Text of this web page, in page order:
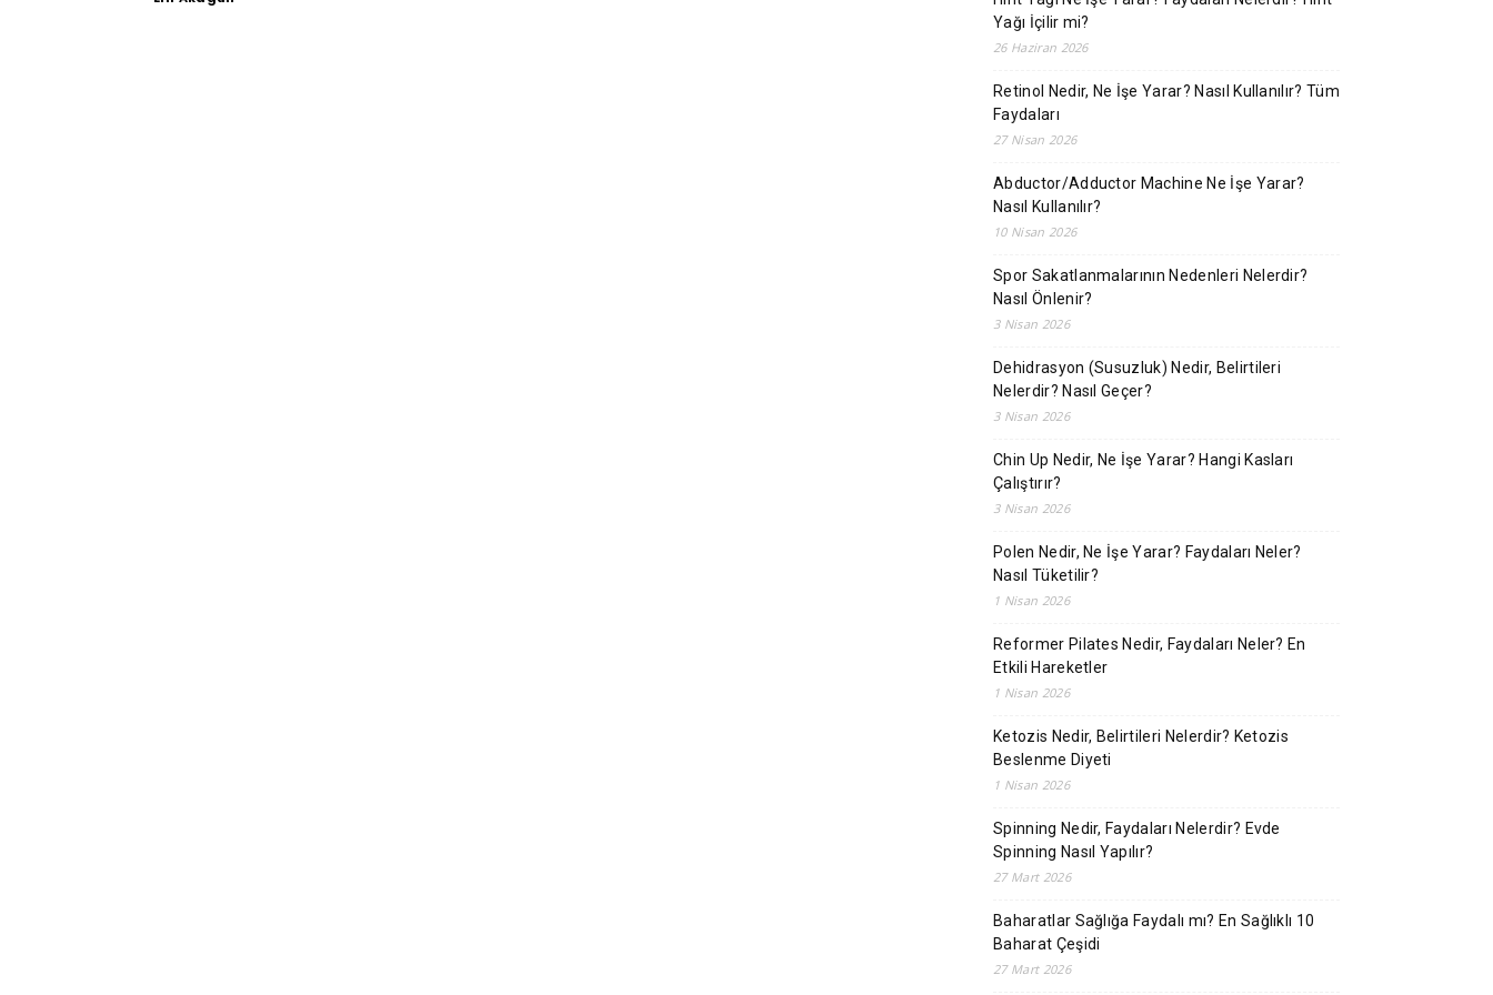
Yağı İçilir mi?
26 Haziran 2026
Retinol Nedir, Ne İşe Yarar? Nasıl Kullanılır? Tüm
Faydaları
27 Nisan 2026
Abductor/Adductor Machine Ne İşe Yarar?
Nasıl Kullanılır?
10 Nisan 2026
Spor Sakatlanmalarının Nedenleri Nelerdir?
Nasıl Önlenir?
3 Nisan 2026
Dehidrasyon (Susuzluk) Nedir, Belirtileri
Nelerdir? Nasıl Geçer?
3 Nisan 2026
Chin Up Nedir, Ne İşe Yarar? Hangi Kasları
Çalıştırır?
3 Nisan 2026
Polen Nedir, Ne İşe Yarar? Faydaları Neler?
Nasıl Tüketilir?
1 Nisan 2026
Reformer Pilates Nedir, Faydaları Neler? En
Etkili Hareketler
1 Nisan 2026
Ketozis Nedir, Belirtileri Nelerdir? Ketozis
Beslenme Diyeti
1 Nisan 2026
Spinning Nedir, Faydaları Nelerdir? Evde
Spinning Nasıl Yapılır?
27 Mart 2026
Baharatlar Sağlığa Faydalı mı? En Sağlıklı 10
Baharat Çeşidi
27 Mart 2026